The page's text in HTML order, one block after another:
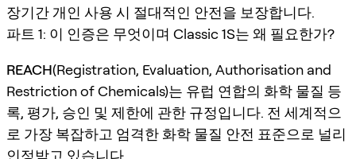
장기간 개인 사용 시 절대적인 안전을 보장합니다.
파트 1: 이 인증은 무엇이며 Classic 1S는 왜 필요한가?
REACH(Registration, Evaluation, Authorisation and
Restriction of Chemicals)는 유럽 연합의 화학 물질 등
록, 평가, 승인 및 제한에 관한 규정입니다. 전 세계적으
로 가장 복잡하고 엄격한 화학 물질 안전 표준으로 널리
인정받고 있습니다.